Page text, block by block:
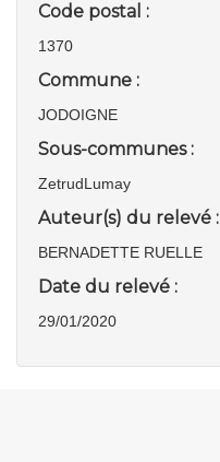
Code postal :
1370
Commune :
JODOIGNE
Sous-communes :
ZetrudLumay
Auteur(s) du relevé :
BERNADETTE RUELLE
Date du relevé :
29/01/2020